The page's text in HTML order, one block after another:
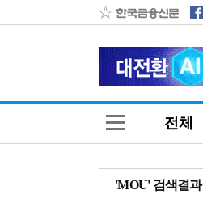
전체
'MOU' 검색결과